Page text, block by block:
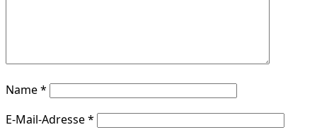
Name*
E-Mail-Adresse*